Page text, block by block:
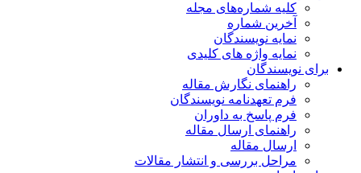
مجله
های کلیدی
نگارش مقاله
نویسندگان
به داوران
ارسال مقاله
و انتشار مقالات